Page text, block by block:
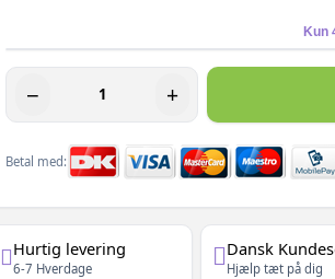
− +
Betal med:
Hurtig levering
6-7 Hverdage
Dansk
Hjælp tæt på dig